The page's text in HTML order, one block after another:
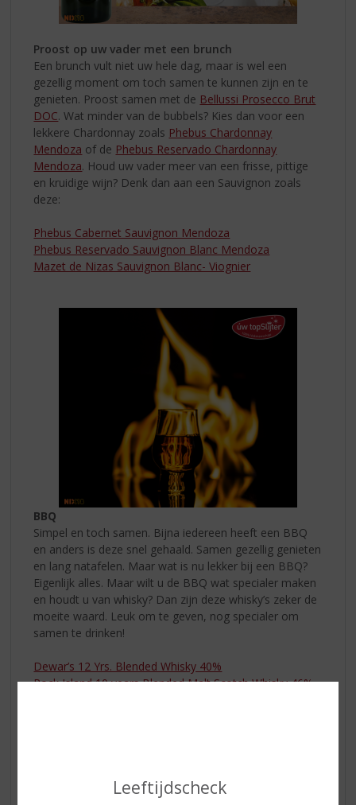
Leeftijdscheck
Proost op uw vader met een brunch
Een brunch vult niet uw hele dag, maar is wel een
gezellig moment om toch samen te kunnen zijn en te
genieten. Proost samen met de Bellussi Prosecco Brut
DOC. Wat minder van de bubbels? Kies dan voor een
lekkere Chardonnay zoals Phebus Chardonnay
Mendoza of de Phebus Reservado Chardonnay
Mendoza. Houd uw vader meer van een frisse, pittige
en kruidige wijn? Denk dan aan een Sauvignon zoals
deze:
Phebus Cabernet Sauvignon Mendoza
Phebus Reservado Sauvignon Blanc Mendoza
Mazet de Nizas Sauvignon Blanc- Viognier
BBQ
Simpel en toch samen. Bijna iedereen heeft een BBQ
en anders is deze snel gehaald. Samen gezellig genieten
en lang natafelen. Maar wat is nu lekker bij een BBQ?
Eigenlijk alles. Maar wilt u de BBQ wat specialer maken
en houdt u van whisky? Dan zijn deze whisky’s zeker de
moeite waard. Leuk om te geven, nog specialer om
samen te drinken!
Dewar’s 12 Yrs. Blended Whisky 40%
Rock Island 10 years Blended Malt Scotch Whisky 46%